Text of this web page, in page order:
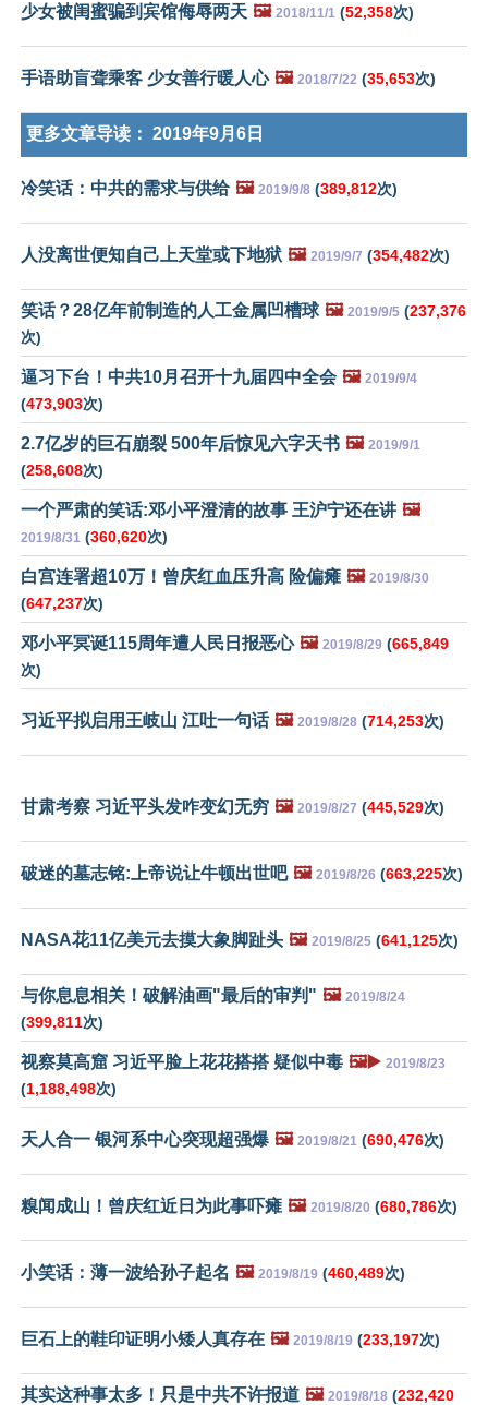
少女被闺蜜骗到宾馆侮辱两天 🖼️ 2018/11/1 (52,358次)
手语助盲聋乘客 少女善行暖人心 🖼️ 2018/7/22 (35,653次)
更多文章导读： 2019年9月6日
冷笑话：中共的需求与供给 🖼️ 2019/9/8 (389,812次)
人没离世便知自己上天堂或下地狱 🖼️ 2019/9/7 (354,482次)
笑话？28亿年前制造的人工金属凹槽球 🖼️ 2019/9/5 (237,376
次)
逼习下台！中共10月召开十九届四中全会 🖼️ 2019/9/4
(473,903次)
2.7亿岁的巨石崩裂 500年后惊见六字天书 🖼️ 2019/9/1
(258,608次)
一个严肃的笑话:邓小平澄清的故事 王沪宁还在讲 🖼️
2019/8/31 (360,620次)
白宫连署超10万！曾庆红血压升高 险偏瘫 🖼️ 2019/8/30
(647,237次)
邓小平冥诞115周年遭人民日报恶心 🖼️ 2019/8/29 (665,849
次)
习近平拟启用王岐山 江吐一句话 🖼️ 2019/8/28 (714,253次)
甘肃考察 习近平头发咋变幻无穷 🖼️ 2019/8/27 (445,529次)
破迷的墓志铭:上帝说让牛顿出世吧 🖼️ 2019/8/26 (663,225次)
NASA花11亿美元去摸大象脚趾头 🖼️ 2019/8/25 (641,125次)
与你息息相关！破解油画"最后的审判" 🖼️ 2019/8/24
(399,811次)
视察莫高窟 习近平脸上花花搭搭 疑似中毒 🖼️▶️ 2019/8/23
(1,188,498次)
天人合一 银河系中心突现超强爆 🖼️ 2019/8/21 (690,476次)
糗闻成山！曾庆红近日为此事吓瘫 🖼️ 2019/8/20 (680,786次)
小笑话：薄一波给孙子起名 🖼️ 2019/8/19 (460,489次)
巨石上的鞋印证明小矮人真存在 🖼️ 2019/8/19 (233,197次)
其实这种事太多！只是中共不许报道 🖼️ 2019/8/18 (232,420